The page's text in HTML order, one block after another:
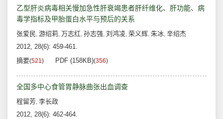
乙型肝炎病毒相关慢加急性肝衰竭患者肝纤维化、肝功能、病
毒学指标及甲胎蛋白水平与预后的关系
张爱民, 游绍莉, 万志红, 孙志强, 刘鸿凌, 荣义辉, 朱冰, 辛绍杰
2012, 28(6): 459-461.
摘要(521) PDF (158KB)(356)
全国多中心食管胃静脉曲张出血调查
程留芳, 李长政
2012, 28(6): 462-464.